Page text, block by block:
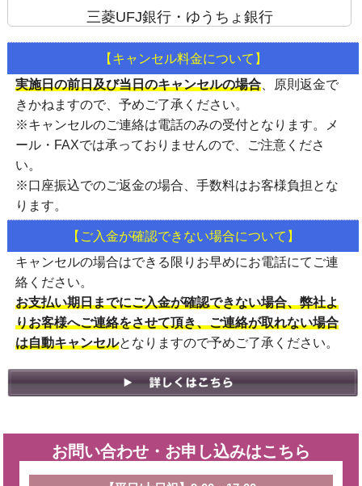
三菱UFJ銀行・ゆうちょ銀行
【キャンセル料金について】
実施日の前日及び当日のキャンセルの場合
原則返金で
きかねますので、予めご了承ください。
※キャンセルのご連絡は電話のみの受付となります。メ
ール・FAXでは承っておりませんので、ご注意くださ
い。
※口座振込でのご返金の場合、手数料はお客様負担とな
ります。
【ご入金が確認できない場合について】
キャンセルの場合はできる限りお早めにお電話にてご連
絡ください。
お支払い期日までにご入金が確認できない場合、弊社よ
りお客様へご連絡をさせて頂き、ご連絡が取れない場合
は自動キャンセルとなりますので予めご了承ください。
お問い合わせ・お申し込みはこちら